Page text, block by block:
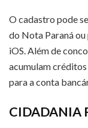
O cadastro pode
do Nota Paraná
iOS. Além de
acumulam
para a conta
CIDADANIA